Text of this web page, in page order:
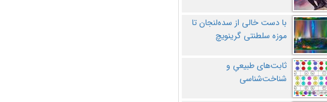
با دست خالی از سده‌لنجان تا
موزه سلطنتی گرینویچ
ثابت‌های طبیعیِ و
شناخت‌شناسی